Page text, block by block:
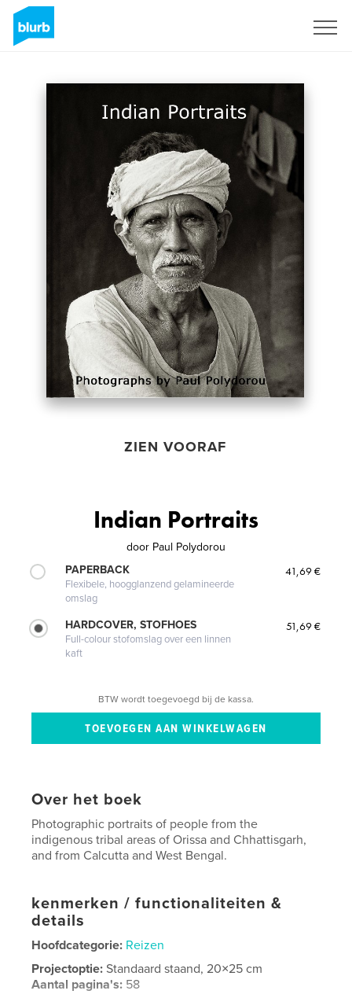
ZIEN VOORAF
Indian Portraits
door Paul Polydorou
PAPERBACK
Flexibele, hoogglanzend gelamineerde
omslag
41,69 €
HARDCOVER, STOFHOES
Full-colour stofomslag over een linnen
kaft
51,69 €
BTW wordt toegevoegd bij de kassa.
Over het boek
Photographic portraits of people from the
indigenous tribal areas of Orissa and Chhattisgarh,
and from Calcutta and West Bengal.
kenmerken / functionaliteiten &
details
Hoofdcategorie: Reizen
Projectoptie:Standaard staand, 20×25 cm
Aantal pagina's: 58